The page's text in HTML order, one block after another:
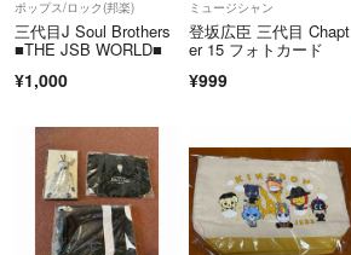
ポップス/ロック(邦楽)
三代目J Soul Brothers
■THE JSB WORLD■
¥1,000
ミュージシャン
登坂広臣 三代目 Chapt
er 15 フォトカード
¥999